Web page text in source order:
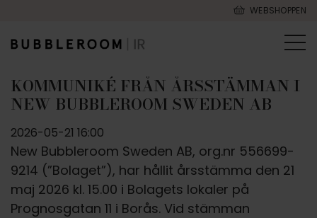
WEBSHOPPEN
KOMMUNIKÉ FRÅN ÅRSSTÄMMAN I
NEW BUBBLEROOM SWEDEN AB
2026-05-21 16:00
New Bubbleroom Sweden AB, org.nr 556699-
9214 (”Bolaget”), har hållit årsstämma den 21
maj 2026 kl. 15.00 i Bolagets lokaler på
Prognosgatan 11 i Borås. Vid stämman